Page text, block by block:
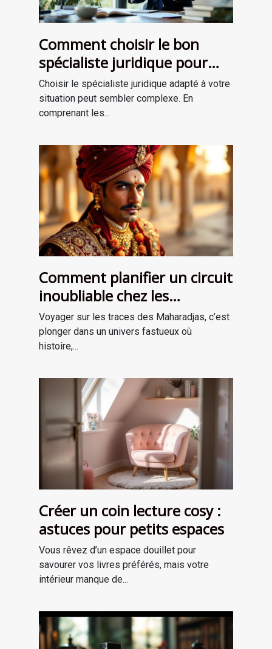
Comment choisir le bon
spécialiste juridique pour
vos besoins ?
Choisir le spécialiste juridique adapté à votre
situation peut sembler complexe. En
comprenant les...
Comment planifier un circuit
inoubliable chez les
Maharadjas ?
Voyager sur les traces des Maharadjas, c’est
plonger dans un univers fastueux où
histoire,...
Créer un coin lecture cosy :
astuces pour petits espaces
Vous rêvez d’un espace douillet pour
savourer vos livres préférés, mais votre
intérieur manque de...